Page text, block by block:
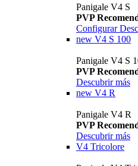
Panigale V4 S
PVP
Configurar
new V4 S 100
Panigale V4 S
PVP
Descubrir más
new V4 R
Panigale V4 R
PVP
Descubrir más
V4 Tricolore